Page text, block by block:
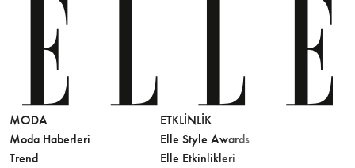
MODA
Moda Haberleri
Trend
ETKLINLIK
Elle Style Awards
Elle Etkinlikleri